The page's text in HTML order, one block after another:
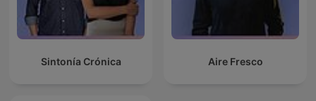
Sintonía Crónica Aire Fresco